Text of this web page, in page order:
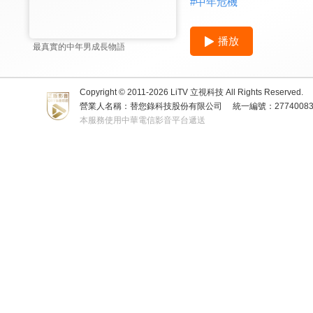
最真實的中年男成長物語
播放
Copyright © 2011-2026 LiTV 立視科技 All Rights Reserved.
營業人名稱：替您錄科技股份有限公司
統一編號：
本服務使用中華電信影音平台遞送